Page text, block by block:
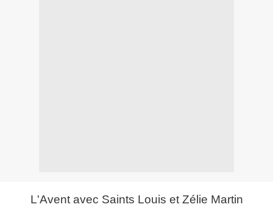
L'Avent avec Saints Louis et Zélie Martin